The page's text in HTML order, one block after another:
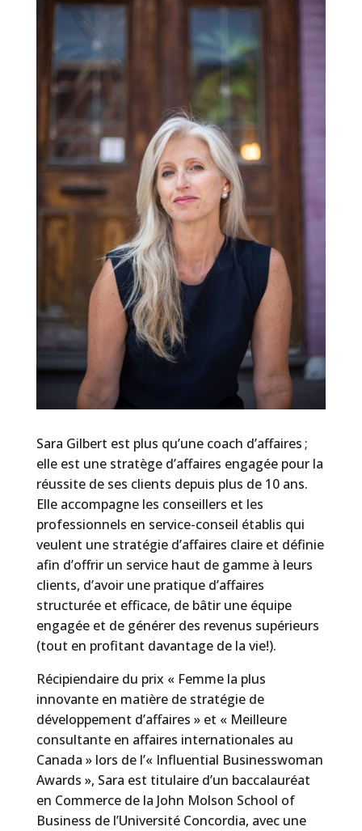
Sara Gilbert est plus qu’une coach d’affaires ;
elle est une stratège d’affaires engagée pour la
réussite de ses clients depuis plus de 10 ans.
Elle accompagne les conseillers et les
professionnels en service-conseil établis qui
veulent une stratégie d’affaires claire et définie
afin d’offrir un service haut de gamme à leurs
clients, d’avoir une pratique d’affaires
structurée et efficace, de bâtir une équipe
engagée et de générer des revenus supérieurs
(tout en profitant davantage de la vie!).
Récipiendaire du prix « Femme la plus
innovante en matière de stratégie de
développement d’affaires » et « Meilleure
consultante en affaires internationales au
Canada » lors de l’« Influential Businesswoman
Awards », Sara est titulaire d’un baccalauréat
en Commerce de la John Molson School of
Business de l’Université Concordia, avec une